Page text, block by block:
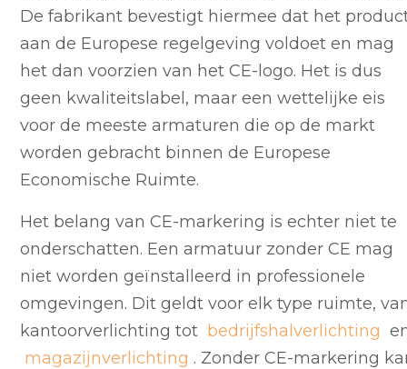
De fabrikant bevestigt hiermee dat het
aan de Europese regelgeving voldoet en mag
het dan voorzien van het CE-logo. Het is dus
geen kwaliteitslabel, maar een wettelijke eis
voor de meeste armaturen die op de markt
worden gebracht binnen de Europese
Economische Ruimte.
Het belang van CE-markering is echter niet te
onderschatten. Een armatuur zonder CE mag
niet worden geïnstalleerd in professionele
omgevingen. Dit geldt voor elk type ruimte,
kantoorverlichting tot bedrijfshalverlichting
magazijnverlichting . Zonder CE-markering